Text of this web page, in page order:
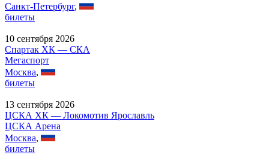
Санкт-Петербург,
билеты
10 сентября 2026
Спартак ХК — СКА
Мегаспорт
Москва,
билеты
13 сентября 2026
ЦСКА ХК — Локомотив Ярославль
ЦСКА Арена
Москва,
билеты